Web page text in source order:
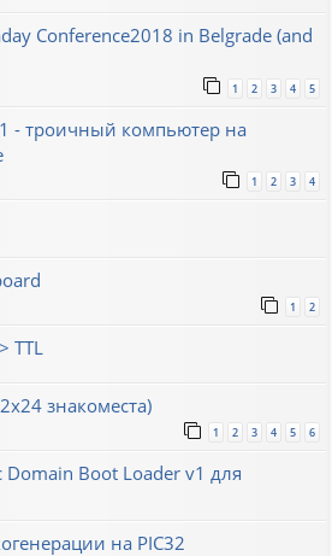
Conference2018 in Belgrade (and
1 2 3 4 5
- троичный компьютер на
1 2 3 4
1 2
TTL
знакоместа)
1 2 3 4 5 6
Domain Boot Loader v1 для
на PIC32